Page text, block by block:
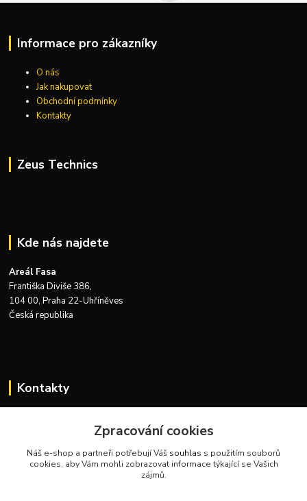
Informace pro zákazníky
O nás
Jak nakupovat
Obchodní podmínky
Kontakty
Zeus Technics
Kde nás najdete
Areál Fasa
Františka Diviše 386,
104 00, Praha 22-Uhříněves
Česká republika
Kontakty
+420 732 915 376
info@zeustechnics.cz
Zpracování cookies
Náš e-shop a partneři potřebují Váš souhlas s použitím souborů
cookies, aby Vám mohli zobrazovat informace týkající se Vašich
zájmů.